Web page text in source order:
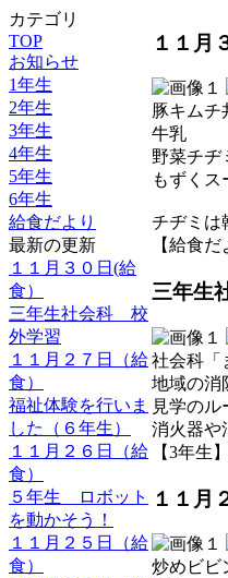
カテゴリ
TOP
お知らせ
1年生
2年生
3年生
4年生
5年生
6年生
給食だより
最新の更新
１１月３０日(給
食）
三年生社会科 校
外学習
１１月２７日（給
食）
福祉体験を行いま
した（６年生）
１１月２６日（給
食）
５年生 ロボット
を動かそう！
１１月２５日（給
食）
１１月
豚キムチ
牛乳
野菜チヂ
もずくス
チヂミは
【給食
三年生
社会科「
地域の消
見学のル
消火器や
【3年生
１１月
炒めビビ